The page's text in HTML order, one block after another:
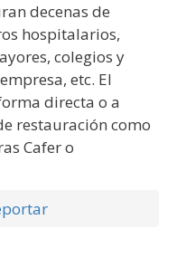
decenas de
hospitalarios,
colegios y
etc. El
directa o a
restauración como
Cafer o